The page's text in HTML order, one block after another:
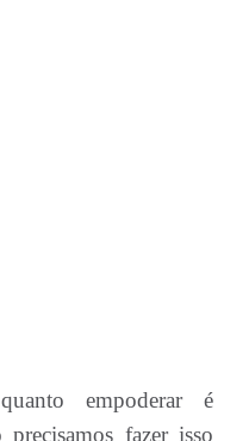
empoderar é
fazer isso